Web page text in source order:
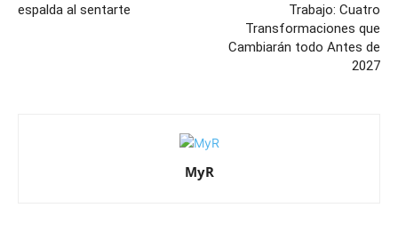
espalda al sentarte
Trabajo: Cuatro
Transformaciones que
Cambiarán todo Antes de
2027
MyR